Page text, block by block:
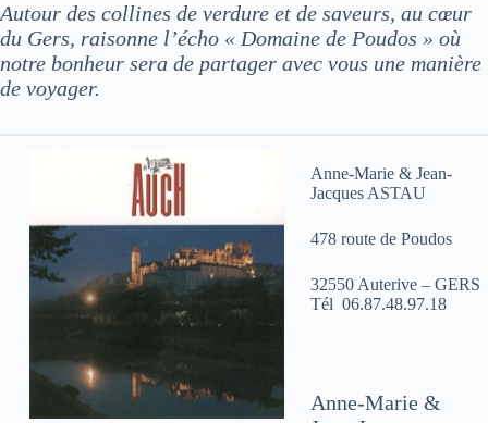
Autour des collines de verdure et de saveurs, au cœur
du Gers, raisonne l’écho « Domaine de Poudos » où
notre bonheur sera de partager avec vous une manière
de voyager.
Anne-Marie & Jean-
Jacques ASTAU
478 route de Poudos
32550 Auterive – GERS
Tél 06.87.48.97.18
Anne-Marie &